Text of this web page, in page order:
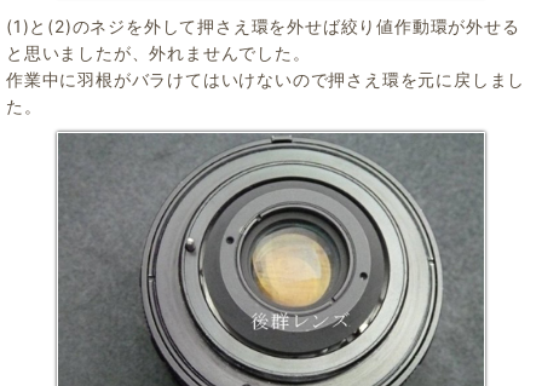
(1)と(2)のネジを外して押さえ環を外せば絞り値作動環が外せる
と思いましたが、外れませんでした。
作業中に羽根がバラけてはいけないので押さえ環を元に戻しまし
た。